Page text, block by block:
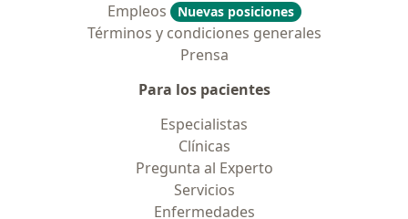
Empleos
Nuevas posiciones
Términos y condiciones generales
Prensa
Para los pacientes
Especialistas
Clínicas
Pregunta al Experto
Servicios
Enfermedades